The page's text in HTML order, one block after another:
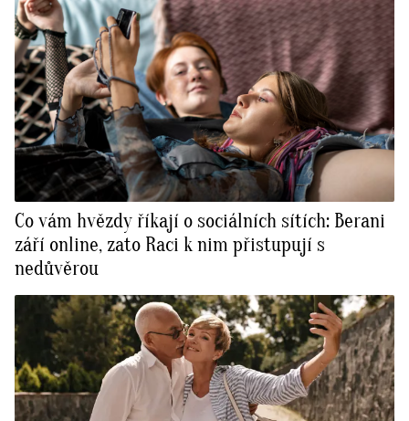
Co vám hvězdy říkají o sociálních sítích: Berani
září online, zato Raci k nim přistupují s
nedůvěrou